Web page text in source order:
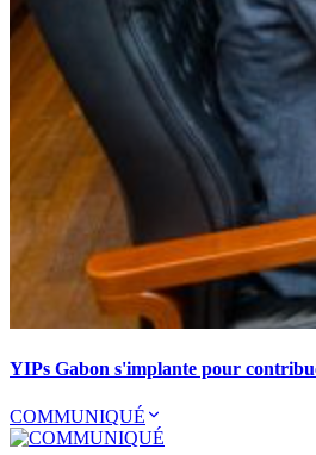
YIPs Gabon s'implante pour
COMMUNIQUÉ